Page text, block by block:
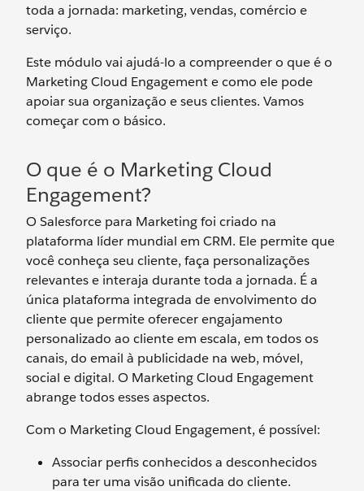
toda a jornada: marketing, vendas, comércio e
serviço.
Este módulo vai ajudá-lo a compreender o que é o
Marketing Cloud Engagement e como ele pode
apoiar sua organização e seus clientes. Vamos
começar com o básico.
O que é o Marketing Cloud
Engagement?
O Salesforce para Marketing foi criado na
plataforma líder mundial em CRM. Ele permite que
você conheça seu cliente, faça personalizações
relevantes e interaja durante toda a jornada. É a
única plataforma integrada de envolvimento do
cliente que permite oferecer engajamento
personalizado ao cliente em escala, em todos os
canais, do email à publicidade na web, móvel,
social e digital. O Marketing Cloud Engagement
abrange todos esses aspectos.
Com o Marketing Cloud Engagement, é possível:
Associar perfis conhecidos a desconhecidos
para ter uma visão unificada do cliente.